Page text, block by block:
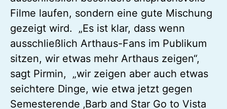
Filme laufen, sondern eine gute Mischung
gezeigt wird. „Es ist klar, dass wenn
ausschließlich Arthaus-Fans im Publikum
sitzen, wir etwas mehr Arthaus zeigen“,
sagt Pirmin, „wir zeigen aber auch etwas
seichtere Dinge, wie etwa jetzt gegen
Semesterende ‚Barb and Star Go to Vista